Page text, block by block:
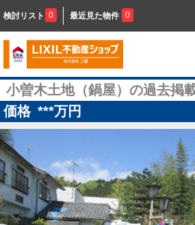
検討リスト 0 最近見た物件 0
小曽木土地（鍋屋）の過去掲
価格 ***万円